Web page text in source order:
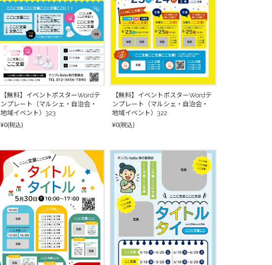
【無料】イベントポスターWordテ
ンプレート（マルシェ・自治会・
地域イベント）323
¥0(税込)
【無料】イベントポスターWordテ
ンプレート（マルシェ・自治会・
地域イベント）322
¥0(税込)